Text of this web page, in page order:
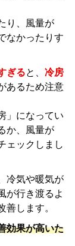
り、風量が
なかったりす
ぎると、冷房
あるため注意
」になってい
か、風量が
ェックしまし
冷気や暖気が
が行き渡るよ
善します。
効果が高いた